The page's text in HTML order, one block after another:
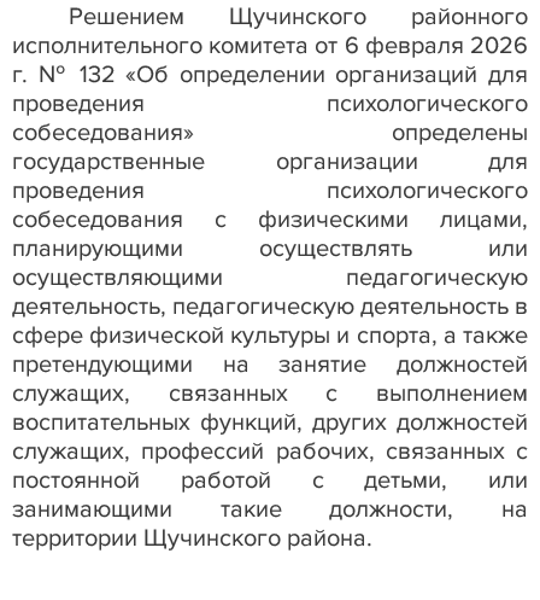
Решением Щучинского районного
исполнительного комитета от 6 февраля 2026
г. № 132«Об определении организаций для
проведения психологического
собеседования» определены
государственные организации для
проведения психологического
собеседования с физическими лицами,
планирующими осуществлять или
осуществляющими педагогическую
деятельность, педагогическую деятельность в
сфере физической культуры и спорта, а также
претендующими на занятие должностей
служащих, связанных с выполнением
воспитательных функций, других должностей
служащих, профессий рабочих, связанных с
постоянной работой с детьми, или
занимающими такие должности, на
территории Щучинского района.